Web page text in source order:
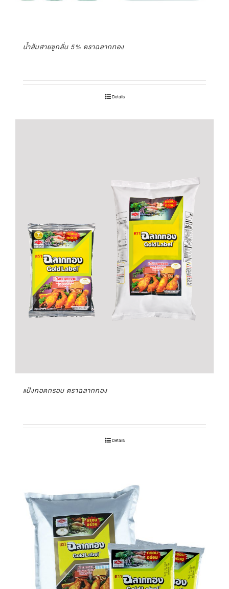
น้ำส้มสายชูกลั่น 5% ตราฉลากทอง
Details
แป้งทอดกรอบ ตราฉลากทอง
Details